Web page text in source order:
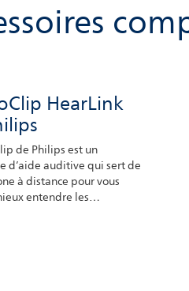
HearLink
de Philips est un
d’aide auditive qui sert de
à distance pour vous
entendre les